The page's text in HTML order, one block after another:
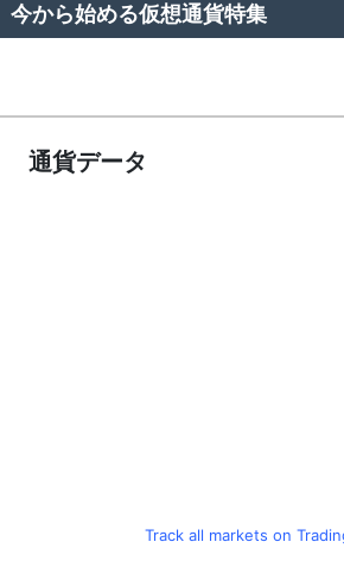
今から始める仮想通貨特集
通貨データ
Track all markets on